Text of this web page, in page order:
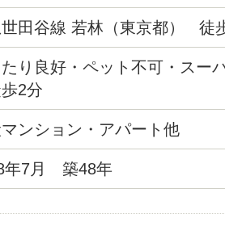
田谷線 若林（東京都） 徒
たり良好・ペット不可・スー
2分
ンション・アパート他
年7月 築48年